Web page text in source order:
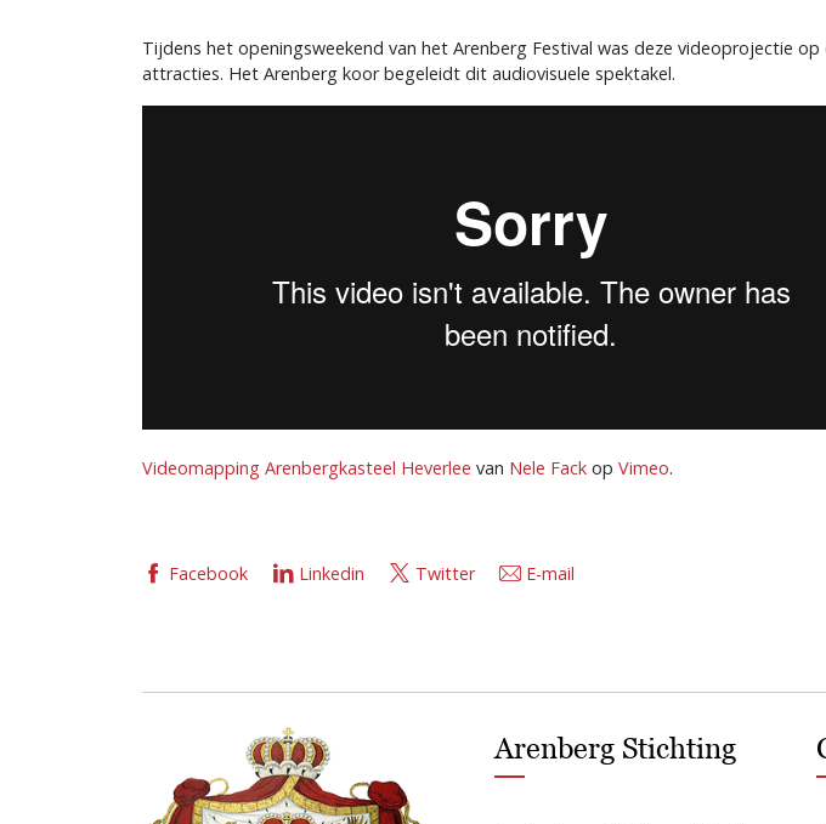
Tijdens het openingsweekend van het Arenberg Festival was deze videoprojectie
attracties. Het Arenberg koor begeleidt dit audiovisuele spektakel.
Videomapping Arenbergkasteel Heverlee van Nele Fack op Vimeo.
Facebook Linkedin Twitter E-mail
Arenberg Stichting